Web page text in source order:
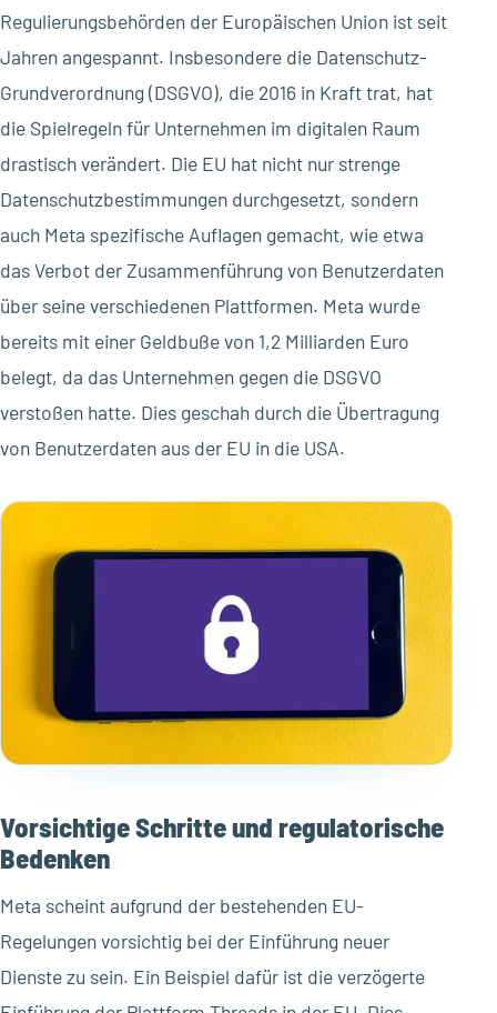
Regulierungsbehörden der Europäischen Union ist seit
Jahren angespannt. Insbesondere die Datenschutz-
Grundverordnung (DSGVO), die 2016 in Kraft trat, hat
die Spielregeln für Unternehmen im digitalen Raum
drastisch verändert. Die EU hat nicht nur strenge
Datenschutzbestimmungen durchgesetzt, sondern
auch Meta spezifische Auflagen gemacht, wie etwa
das Verbot der Zusammenführung von Benutzerdaten
über seine verschiedenen Plattformen. Meta wurde
bereits mit einer Geldbuße von 1,2 Milliarden Euro
belegt, da das Unternehmen gegen die DSGVO
verstoßen hatte. Dies geschah durch die Übertragung
von Benutzerdaten aus der EU in die USA.
Vorsichtige Schritte und regulatorische
Bedenken
Meta scheint aufgrund der bestehenden EU-
Regelungen vorsichtig bei der Einführung neuer
Dienste zu sein. Ein Beispiel dafür ist die verzögerte